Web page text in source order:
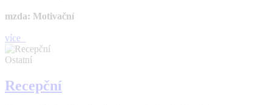
mzda: Motivační
více
Ostatní
Recepční